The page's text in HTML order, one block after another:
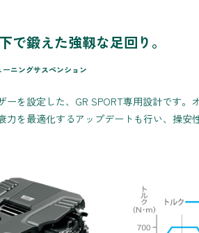
で鍛えた強靱な足回り。
ニングサスペンション
ーを設定した、GR SPORT専用設計です
力を最適化するアップデートも行い、操安